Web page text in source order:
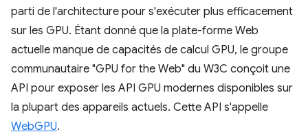
parti de l'architecture pour s'exécuter plus efficacement
sur les GPU. Étant donné que la plate-forme Web
actuelle manque de capacités de calcul GPU, le groupe
communautaire "GPU for the Web" du W3C conçoit une
API pour exposer les API GPU modernes disponibles sur
la plupart des appareils actuels. Cette API s'appelle
WebGPU.